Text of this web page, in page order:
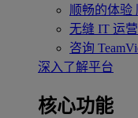
顺畅的体验
无缝 IT 运营
咨询
深入了解平台
核心功能